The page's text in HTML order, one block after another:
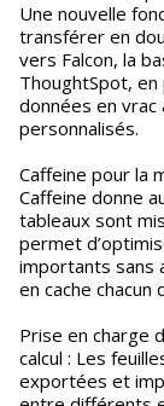
Une nouvelle
transférer en
vers Falcon, la
ThoughtSpot,
données en vrac
personnalisés.
Caffeine pour la
Caffeine donne
tableaux sont
permet
importants sans
en cache chacun
Prise en charge
calcul : Les
exportées et